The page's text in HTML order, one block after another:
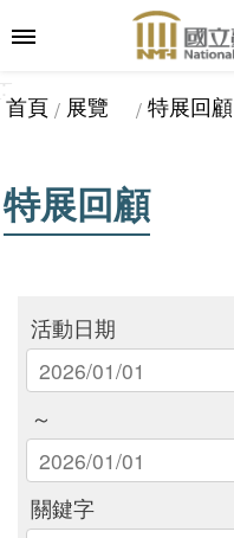
跳到主要內容區塊
階
尋
指
展
覽
:::
首頁 展覽 特展回顧
特展回顧
活動日期
～
關鍵字